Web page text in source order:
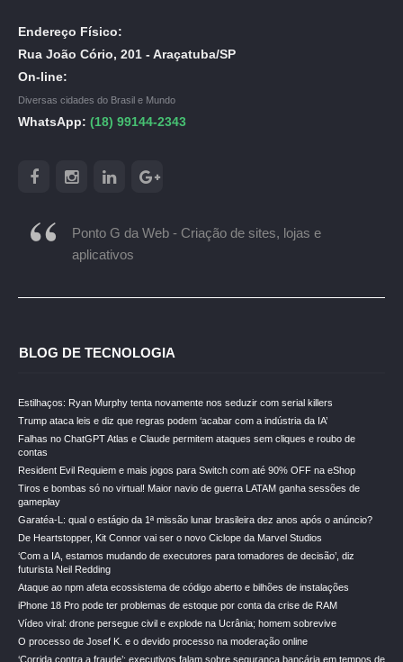
Endereço Físico:
Rua João Cório, 201 - Araçatuba/SP
On-line:
Diversas cidades do Brasil e Mundo
WhatsApp: (18) 99144-2343
Ponto G da Web - Criação de sites, lojas e
aplicativos
BLOG DE TECNOLOGIA
Estilhaços: Ryan Murphy tenta novamente nos seduzir com serial killers
Trump ataca leis e diz que regras podem ‘acabar com a indústria da IA’
Falhas no ChatGPT Atlas e Claude permitem ataques sem cliques e roubo de
contas
Resident Evil Requiem e mais jogos para Switch com até 90% OFF na eShop
Tiros e bombas só no virtual! Maior navio de guerra LATAM ganha sessões de
gameplay
Garatéa-L: qual o estágio da 1ª missão lunar brasileira dez anos após o anúncio?
De Heartstopper, Kit Connor vai ser o novo Ciclope da Marvel Studios
‘Com a IA, estamos mudando de executores para tomadores de decisão’, diz
futurista Neil Redding
Ataque ao npm afeta ecossistema de código aberto e bilhões de instalações
iPhone 18 Pro pode ter problemas de estoque por conta da crise de RAM
Vídeo viral: drone persegue civil e explode na Ucrânia; homem sobrevive
O processo de Josef K. e o devido processo na moderação online
‘Corrida contra a fraude’: executivos falam sobre segurança bancária em tempos de